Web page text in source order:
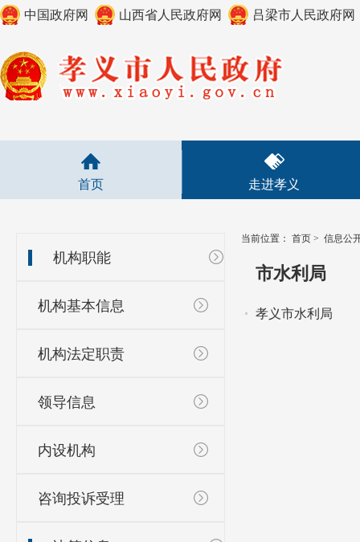
中国政府网 山西省人民政府网 吕梁市人民政府网
首页 走进孝义
机构职能
机构基本信息
机构法定职责
领导信息
内设机构
咨询投诉受理
当前位置： 首页 > 信息公
市水利局
孝义市水利局